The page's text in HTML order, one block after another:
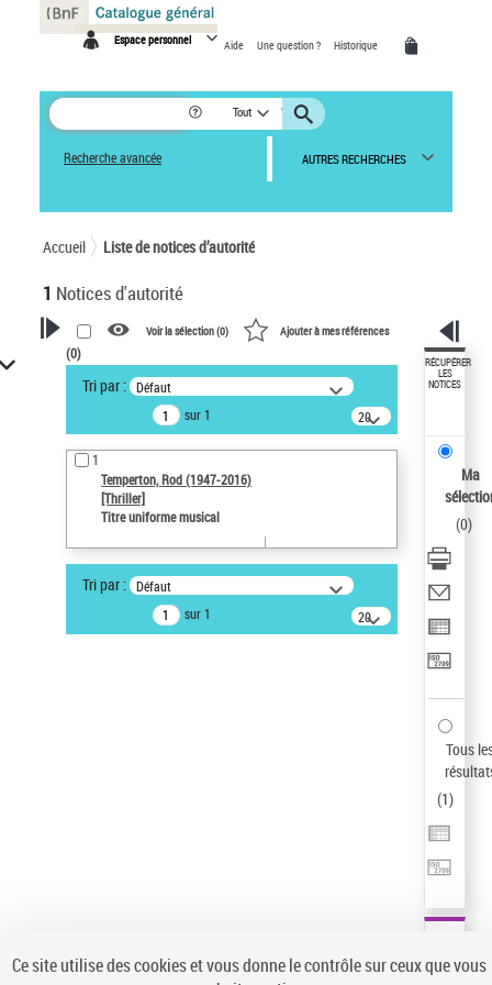
Espace personnel Aide Une question ? Historique
Tout
Recherche avancée AUTRES RECHERCHES
Accueil Liste de notices d’autorité
1 Notices d'autorité
VOTRE RECHERCHE
Recherche avancée dans les
notices d’autorité
Œuvres liées à l'auteur :
Temperton, Rod (1947-2016)
Type de notice d'autorité
Voir la sélection (0) Ajouter à mes références
(0)
Tri par : Défaut
sur 1
20
résultats/page
1
Temperton, Rod (1947-2016)
[Thriller]
Titre uniforme musical
Tri par : Défaut
sur 1
20
résultats/page
RÉCUPÉRER
LES
NOTICES
Ma
(0)
Tous
(1)
Panneau de gestion des cookies
Ce site utilise des cookies et vous donne le contrôle sur ceux que vous